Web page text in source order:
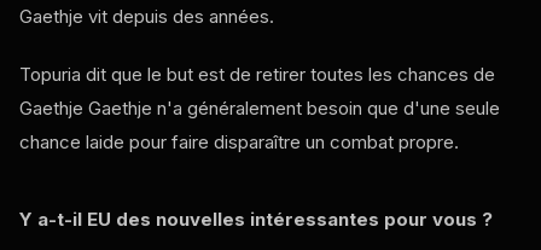
Gaethje vit depuis des années.
Topuria dit que le but est de retirer toutes les chances de
Gaethje Gaethje n'a généralement besoin que d'une seule
chance laide pour faire disparaître un combat propre.
Y a-t-il EU des nouvelles intéressantes pour vous ?